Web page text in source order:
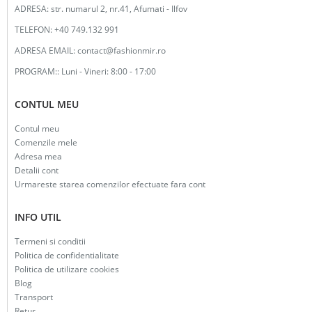
ADRESA:str. numarul 2, nr.41, Afumati - Ilfov
TELEFON:+40 749.132 991
ADRESA EMAIL:contact@fashionmir.ro
PROGRAM:: Luni - Vineri: 8:00 - 17:00
CONTUL MEU
Contul meu
Comenzile mele
Adresa mea
Detalii cont
Urmareste starea comenzilor efectuate fara cont
INFO UTIL
Termeni si conditii
Politica de confidentialitate
Politica de utilizare cookies
Blog
Transport